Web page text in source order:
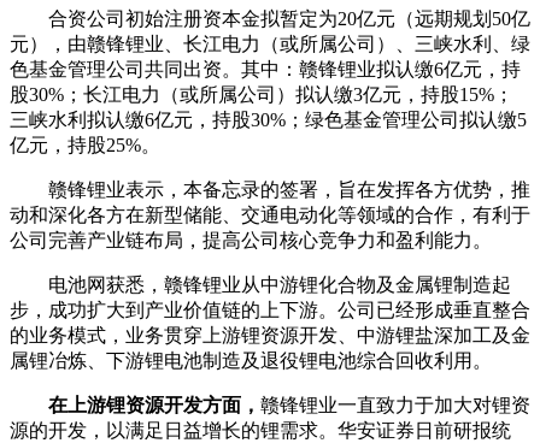
合资公司初始注册资本金拟暂定为20亿元（远期规划50亿
元），由赣锋锂业、长江电力（或所属公司）、三峡水利、绿
色基金管理公司共同出资。其中：赣锋锂业拟认缴6亿元，持
股30%；长江电力（或所属公司）拟认缴3亿元，持股15%；
三峡水利拟认缴6亿元，持股30%；绿色基金管理公司拟认缴5
亿元，持股25%。
赣锋锂业表示，本备忘录的签署，旨在发挥各方优势，推
动和深化各方在新型储能、交通电动化等领域的合作，有利于
公司完善产业链布局，提高公司核心竞争力和盈利能力。
电池网获悉，赣锋锂业从中游锂化合物及金属锂制造起
步，成功扩大到产业价值链的上下游。公司已经形成垂直整合
的业务模式，业务贯穿上游锂资源开发、中游锂盐深加工及金
属锂冶炼、下游锂电池制造及退役锂电池综合回收利用。
在上游锂资源开发方面， 赣锋锂业一直致力于加大对锂资
源的开发，以满足日益增长的锂需求。华安证券日前研报统